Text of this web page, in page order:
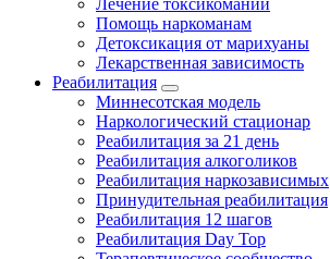
Лечение токсикомании
Помощь наркоманам
Детоксикация от марихуаны
Лекарственная зависимость
Реабилитация
Миннесотская модель
Наркологический стационар
Реабилитация за 21 день
Реабилитация алкоголиков
Реабилитация наркозависимых
Принудительная реабилитация
Реабилитация 12 шагов
Реабилитация Day Top